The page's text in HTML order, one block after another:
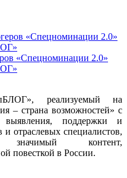
«Спецноминации 2.0»
реализуемый на
– страна возможностей» с
выявления, поддержки и
отраслевых специалистов,
значимый контент,
повесткой в России.